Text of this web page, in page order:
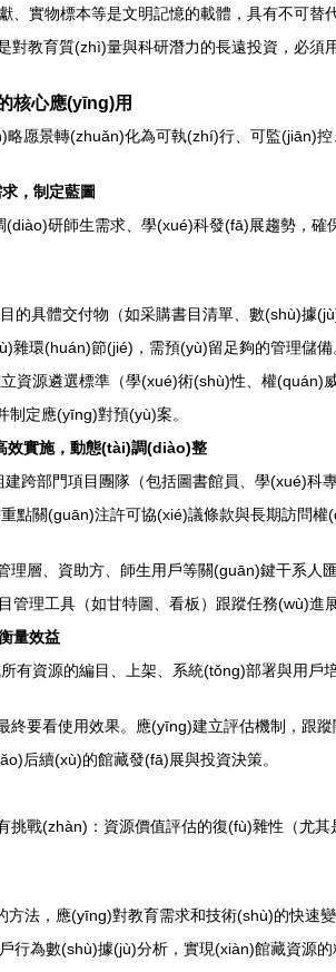
、實物標本等是文明記憶的載體，具有不可替
對教育質(zhì)量與科研潛力的長遠投資，必須
核心應(yīng)用
愿景轉(zhuǎn)化為可執(zhí)行、可監(jiān)
，制定藍圖
(diào)研師生需求、學(xué)科發(fā)展趨勢，
目的具體交付物（如采購書目清單、數(shù)據
雜環(huán)節(jié)，需預(yù)留足夠的管理儲備
立資源遴選標準（學(xué)術(shù)性、權
定應(yīng)對預(yù)案。
效實施，動態(tài)調(diào)整
建跨部門項目團隊（包括圖書館員、學(xué)
點關(guān)注許可協(xié)議條款與長期訪問權
理層、資助方、師生用戶等關(guān)鍵干系
管理工具（如甘特圖、看板）跟蹤任務(wù)
量效益
所有資源的編目、上架、系統(tǒng)部署與用
終要看使用效果。應(yīng)建立評估機制，跟
后續(xù)的館藏發(fā)展與投資決策。
挑戰(zhàn)：資源價值評估的復(fù)雜性（尤
方法，應(yīng)對教育需求和技術(shù)的快速變
戶行為數(shù)據(jù)分析，實現(xiàn)館藏資源